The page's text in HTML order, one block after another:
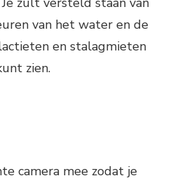
van het water en de
en stalagmieten
zien.
camera mee zodat je